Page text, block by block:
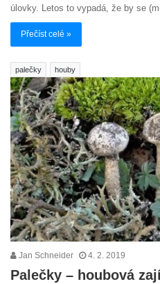
úlovky. Letos to vypadá, že by se
Přečíst celé »
palečky houby
Jan Schneider 4. 2. 2019
Palečky – houbová